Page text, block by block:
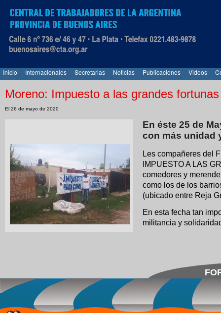
Inicio Internacionales Secretarias Noticias Publicaciones Videos
Moreno: Impuesto a las grandes fortunas
El 26 de mayo de 2020
En éste 25 de
con más unidad
Les compañeres del
IMPUESTO A LAS
comedores y
como los de los
(ubicado entre Reja
En esta fecha tan
militancia y